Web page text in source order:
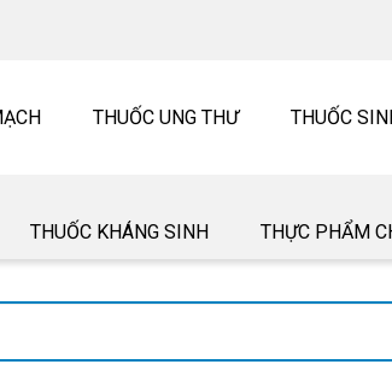
THUỐC UNG THƯ THUỐC
THUỐC KHÁNG SINH THỰC PHẨM